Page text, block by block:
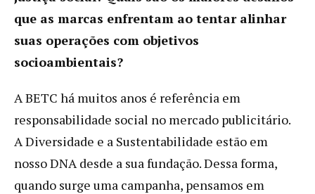
que as marcas enfrentam ao tentar alinhar
suas operações com objetivos
socioambientais?
A BETC há muitos anos é referência em
responsabilidade social no mercado publicitário.
A Diversidade e a Sustentabilidade estão em
nosso DNA desde a sua fundação. Dessa forma,
quando surge uma campanha, pensamos em